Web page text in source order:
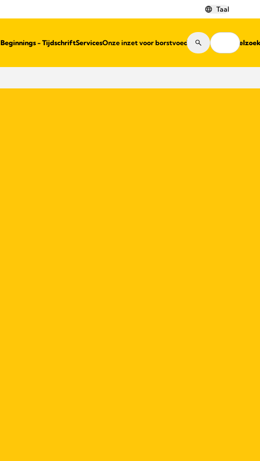
Taal
Beginnings - TijdschriftServicesOnze inzet voor borstvoeding